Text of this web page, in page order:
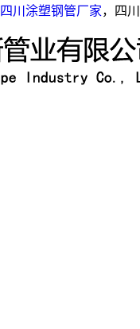
四川涂塑钢管厂家，四